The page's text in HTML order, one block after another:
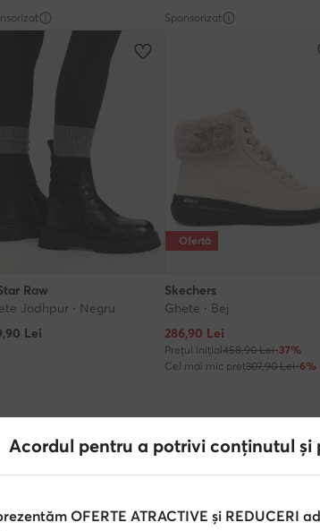
Raw
Jodhpur · Negru
Lei
Sponsorizat
Ofertă
Skechers
Ghete · Bej
Prețul actual
286,90 Lei
Prețul inițial458,90 Lei-37%
Cel mai mic preț307,90 Lei-6%
Acordul pentru a potrivi conținutul și
OFERTE ATRACTIVE și REDUCERI